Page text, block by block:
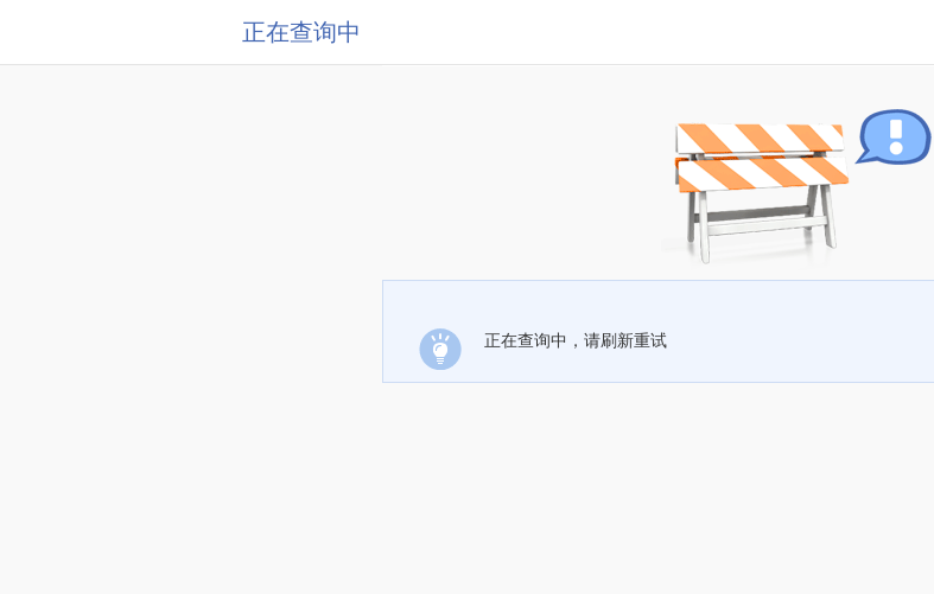
正在查询中
正在查询中，请刷新重试